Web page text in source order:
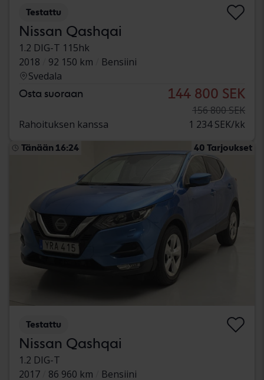
Testattu
Nissan Qashqai
1.2 DIG-T 115hk
2018
92 150 km
Bensiini
Svedala
Osta suoraan 144 800 SEK
156 800 SEK
Rahoituksen kanssa
1 234 SEK/kk
Tänään 16:24 40 Tarjoukset
Testattu
Nissan Qashqai
1.2 DIG-T
2017
86 960 km
Bensiini